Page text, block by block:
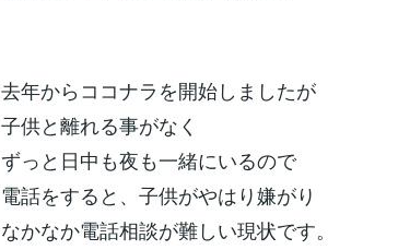
去年からココナラを開始しましたが
子供と離れる事がなく
ずっと日中も夜も一緒にいるので
電話をすると、子供がやはり嫌がり
なかなか電話相談が難しい現状です。